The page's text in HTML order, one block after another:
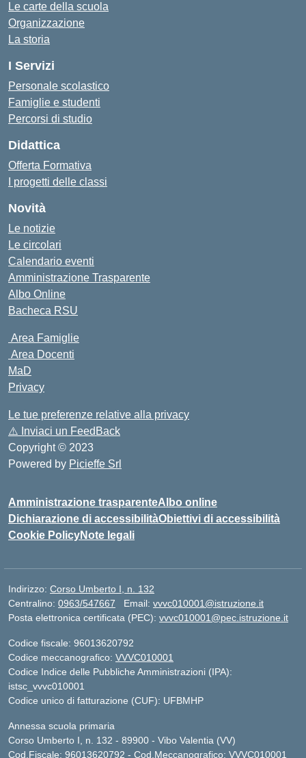
Le carte della scuola
Organizzazione
La storia
I Servizi
Personale scolastico
Famiglie e studenti
Percorsi di studio
Didattica
Offerta Formativa
I progetti delle classi
Novità
Le notizie
Le circolari
Calendario eventi
Amministrazione Trasparente
Albo Online
Bacheca RSU
Area Famiglie
Area Docenti
MaD
Privacy
Le tue preferenze relative alla privacy
⚠️ Inviaci un FeedBack
Copyright © 2023
Powered by Picieffe Srl
Amministrazione trasparenteAlbo online
Dichiarazione di accessibilitàObiettivi di accessibilità
Cookie PolicyNote legali
Indirizzo: Corso Umberto I, n. 132
Centralino: 0963/547667 Email: vvvc010001@istruzione.it
Posta elettronica certificata (PEC): vvvc010001@pec.istruzione.it
Codice fiscale: 96013620792
Codice meccanografico: VVVC010001
Codice Indice delle Pubbliche Amministrazioni (IPA):
istsc_vvvc010001
Codice unico di fatturazione (CUF): UFBMHP
Annessa scuola primaria
Corso Umberto I, n. 132 - 89900 - Vibo Valentia (VV)
Cod.Fiscale: 96013620792 - Cod.Meccanografico: VVVC010001